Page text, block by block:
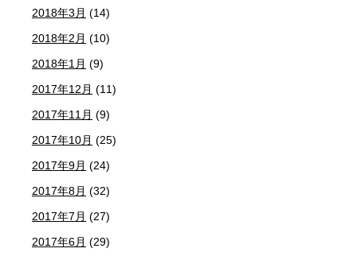
2018年3月 (14)
2018年2月 (10)
2018年1月 (9)
2017年12月 (11)
2017年11月 (9)
2017年10月 (25)
2017年9月 (24)
2017年8月 (32)
2017年7月 (27)
2017年6月 (29)